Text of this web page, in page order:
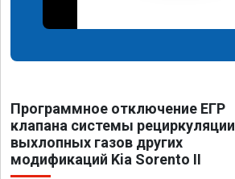
Программное отключение ЕГР
клапана системы рециркуляции
выхлопных газов других
модификаций Kia Sorento II